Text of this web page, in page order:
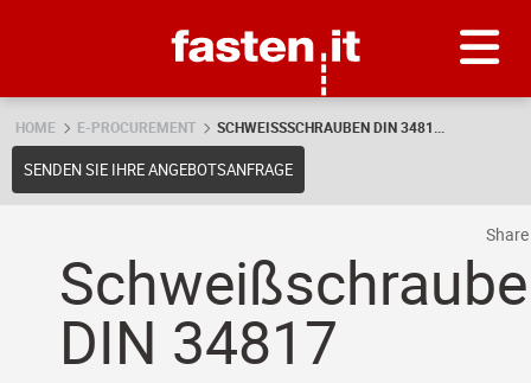
HOME E-PROCUREMENT SCHWEISSSCHRAUBEN DIN 3481...
SENDEN SIE IHRE ANGEBOTSANFRAGE
DIN 34817
Share